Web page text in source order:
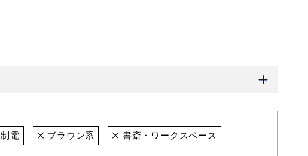
制電 ブラウン系 書斎・ワークスペース